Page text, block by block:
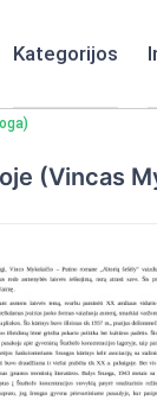
Kategorijos
(Vincas